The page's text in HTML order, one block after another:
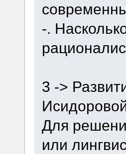
-.
3 ->
Для
или